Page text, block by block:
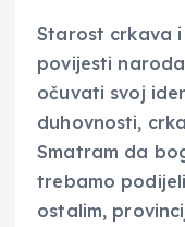
Starost crkava
povijesti
očuvati svoj
duhovnosti,
Smatram da
trebamo
ostalim,